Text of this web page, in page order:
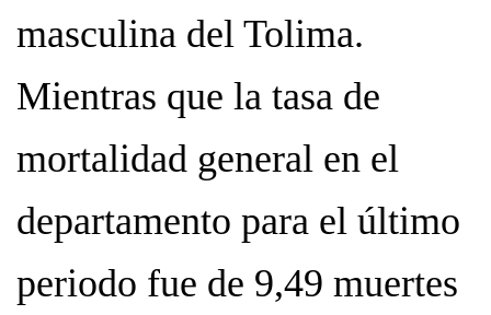
masculina del Tolima.
Mientras que la tasa de
mortalidad general en el
departamento para el último
periodo fue de 9,49 muertes